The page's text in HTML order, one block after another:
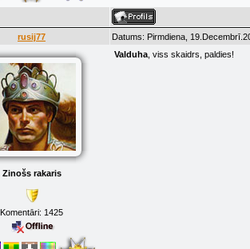
rusij77 Datums: Pirmdiena,
Zinošs rakaris
Komentāri: 1425
Valduha , viss skaidrs, paldies!